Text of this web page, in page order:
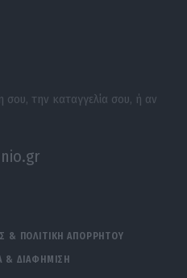
την καταγγελία σου, ή αν
& ΠΟΛΙΤΙΚΗ ΑΠΟΡΡΗΤΟΥ
& ΔΙΑΦΗΜΙΣΗ